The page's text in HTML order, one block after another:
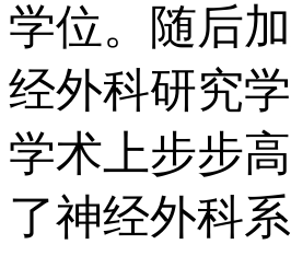
学位。随后
经外科研究
学术上步步
了神经外科系